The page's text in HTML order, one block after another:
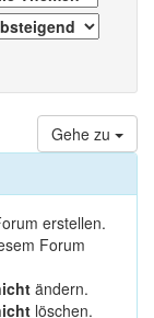
Gehe zu
erstellen.
Forum
ändern.
löschen.